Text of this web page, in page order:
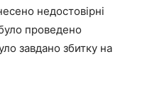
недостовірні
проведено
завдано збитку на